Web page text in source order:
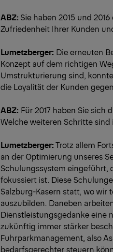
ABZ: Sie haben 2015 und
Zufriedenheit Ihrer Kunden
Lumetzberger: Die erneuten
Konzept auf dem richtigen
Umstrukturierung sind,
die Loyalität der Kunden
ABZ: Für 2017 haben Sie sich
Welche weiteren Schritte sind
Lumetzberger:Trotz allem
an der Optimierung unseres
Schulungssystem eingeführt,
fokussiert ist. Diese
Salzburg-Kasern statt, wo wir
auszubilden. Daneben
Dienstleistungsgedanke eine
zukünftig immer stärker
Fuhrparkmanagement, also
bedarfsgerechter steuern